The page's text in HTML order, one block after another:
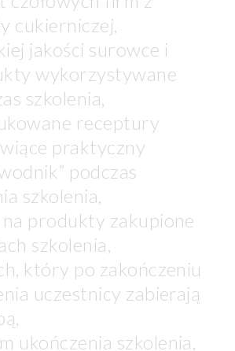
cukierniczej,
jakości surowce i
wykorzystywane
szkolenia,
receptury
praktyczny
podczas
szkolenia,
produkty zakupione
szkolenia,
który po zakończeniu
uczestnicy zabierają
ukończenia szkolenia,